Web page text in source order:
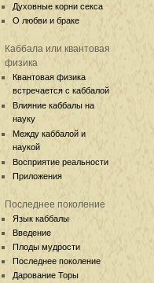
Духовные корни секса
О любви и браке
Каббала или квантовая
физика
Квантовая физика
встречается с каббалой
Влияние каббалы на
науку
Между каббалой и
наукой
Восприятие реальности
Приложения
Последнее поколение
Язык каббалы
Введение
Плоды мудрости
Последнее поколение
Дарование Торы